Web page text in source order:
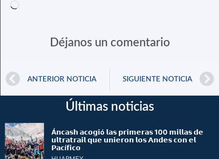
Déjanos un comentario
ANTERIOR NOTICIA SIGUIENTE NOTICIA
Últimas noticias
Á𝗻𝗰𝗮𝘀𝗵 𝗮𝗰𝗼𝗴𝗶ó 𝗹𝗮𝘀 𝗽𝗿𝗶𝗺𝗲𝗿𝗮𝘀 100 𝗺𝗶𝗹𝗹𝗮𝘀 𝗱𝗲
𝘂𝗹𝘁𝗿𝗮𝘁𝗿𝗮𝗶𝗹 𝗾𝘂𝗲 𝘂𝗻𝗶𝗲𝗿𝗼𝗻 𝗹𝗼𝘀 𝗔𝗻𝗱𝗲𝘀 𝗰𝗼𝗻 𝗲𝗹
𝗣𝗮𝗰í𝗳𝗶𝗰𝗼